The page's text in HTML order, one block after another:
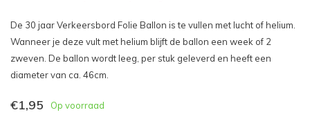
De 30 jaar Verkeersbord Folie Ballon is te vullen met lucht of helium.
Wanneer je deze vult met helium blijft de ballon een week of 2
zweven. De ballon wordt leeg, per stuk geleverd en heeft een
diameter van ca. 46cm.
€1,95 Op voorraad